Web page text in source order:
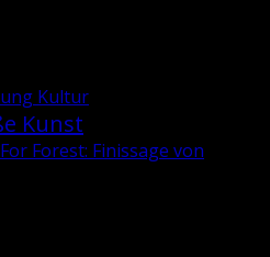
Kultur
Kunst
Forest: Finissage von